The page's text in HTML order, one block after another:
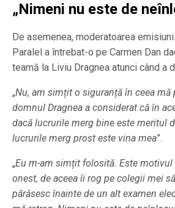
„Nimeni nu este de
De asemenea, moderatoarea
Paralel a întrebat-o pe Carmen Dan
teamă la Liviu Dragnea atunci când a
„Nu, am simțit o siguranță în ceea mă
domnul Dragnea a considerat că în
dacă lucrurile merg bine este meritul
lucrurile merg prost este vina mea”.
„Eu m-am simțit folosită. Este motivul
onest, de aceea îi rog pe colegii mei
părăsesc înainte de un alt examen